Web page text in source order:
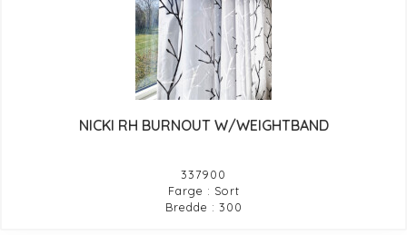
NICKI RH BURNOUT W/WEIGHTBAND
337900
Farge : Sort
Bredde : 300